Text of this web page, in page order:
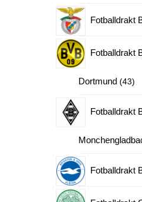
Fotballdrakt
Fotballdrakt
Dortmund 4343
Fotballdrakt
Fotballdrakt